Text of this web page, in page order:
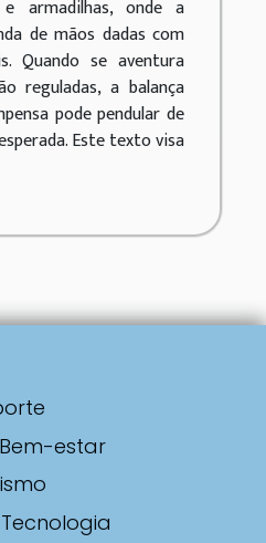
armadilhas, onde a
de mãos dadas com
Quando se aventura
reguladas, a balança
pode pendular de
Este texto visa
estar